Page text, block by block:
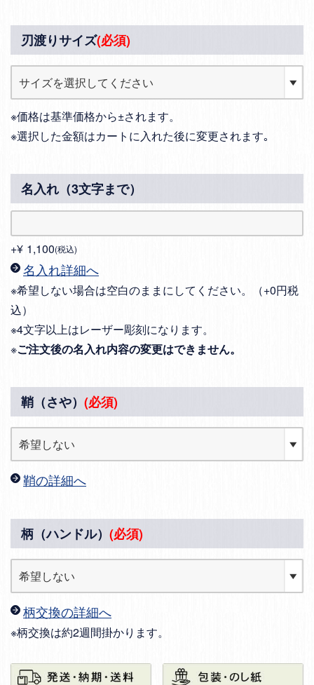
刃渡りサイズ(必須)
※価格は基準価格から±されます。
※選択した金額はカートに入れた後に変更されます｡
名入れ（3文字まで）
+¥ 1,100 税込
名入れ詳細へ
※希望しない場合は空白のままにしてください。（+0円税
込）
※4文字以上はレーザー彫刻になります。
※ご注文後の名入れ内容の変更はできません。
鞘（さや） (必須)
鞘の詳細へ
柄（ハンドル） (必須)
柄交換の詳細へ
※柄交換は約2週間掛かります。